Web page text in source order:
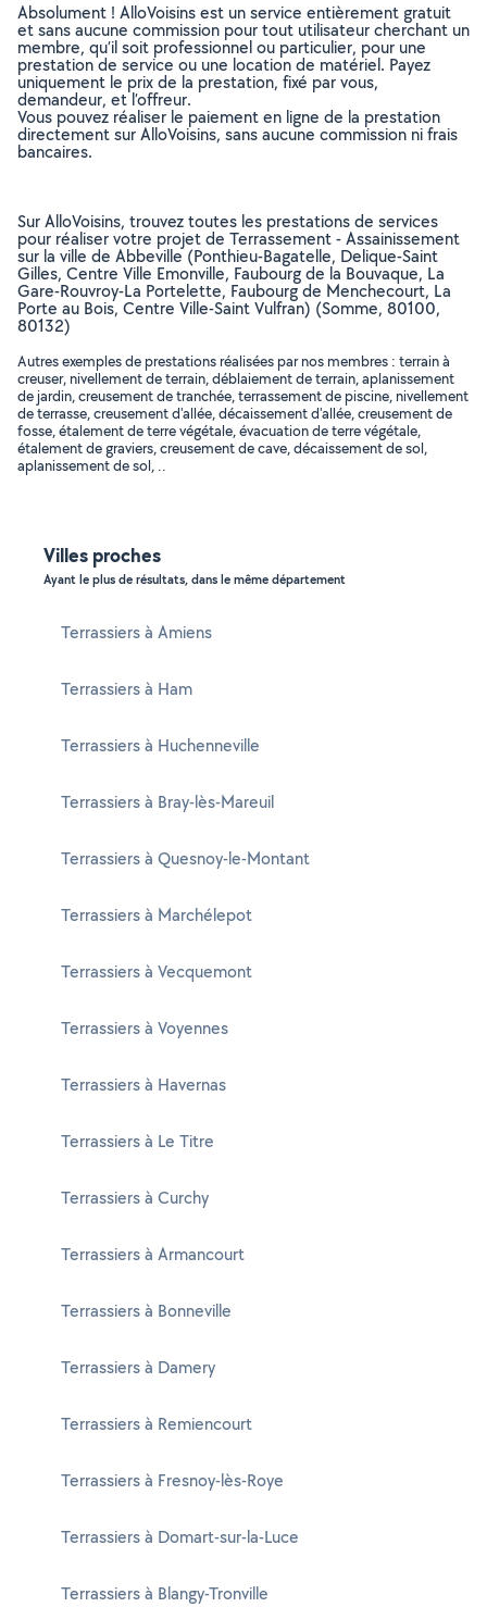
Absolument ! AlloVoisins est un service entièrement gratuit
et sans aucune commission pour tout utilisateur cherchant un
membre, qu’il soit professionnel ou particulier, pour une
prestation de service ou une location de matériel. Payez
uniquement le prix de la prestation, fixé par vous,
demandeur, et l’offreur.
Vous pouvez réaliser le paiement en ligne de la prestation
directement sur AlloVoisins, sans aucune commission ni frais
bancaires.
Sur AlloVoisins, trouvez toutes les prestations de services
pour réaliser votre projet de Terrassement - Assainissement
sur la ville de Abbeville (Ponthieu-Bagatelle, Delique-Saint
Gilles, Centre Ville Emonville, Faubourg de la Bouvaque, La
Gare-Rouvroy-La Portelette, Faubourg de Menchecourt, La
Porte au Bois, Centre Ville-Saint Vulfran) (Somme, 80100,
80132)
Autres exemples de prestations réalisées par nos membres : terrain à
creuser, nivellement de terrain, déblaiement de terrain, aplanissement
de jardin, creusement de tranchée, terrassement de piscine, nivellement
de terrasse, creusement d'allée, décaissement d'allée, creusement de
fosse, étalement de terre végétale, évacuation de terre végétale,
étalement de graviers, creusement de cave, décaissement de sol,
aplanissement de sol, ..
Villes proches
Ayant le plus de résultats, dans le même département
Terrassiers à Amiens
Terrassiers à Ham
Terrassiers à Huchenneville
Terrassiers à Bray-lès-Mareuil
Terrassiers à Quesnoy-le-Montant
Terrassiers à Marchélepot
Terrassiers à Vecquemont
Terrassiers à Voyennes
Terrassiers à Havernas
Terrassiers à Le Titre
Terrassiers à Curchy
Terrassiers à Armancourt
Terrassiers à Bonneville
Terrassiers à Damery
Terrassiers à Remiencourt
Terrassiers à Fresnoy-lès-Roye
Terrassiers à Domart-sur-la-Luce
Terrassiers à Blangy-Tronville